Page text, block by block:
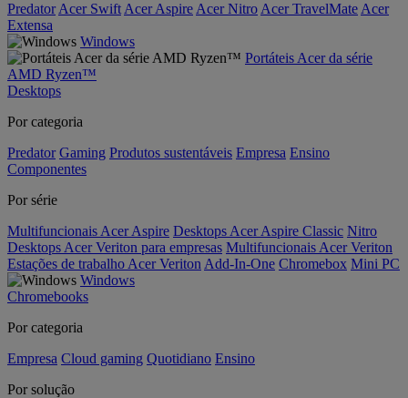
Predator Acer Swift Acer Aspire Acer Nitro Acer TravelMate Acer
Extensa
Windows
Portáteis Acer da série
AMD Ryzen™
Desktops
Por categoria
Predator Gaming Produtos sustentáveis Empresa Ensino
Componentes
Por série
Multifuncionais Acer Aspire Desktops Acer Aspire Classic Nitro
Desktops Acer Veriton para empresas Multifuncionais Acer Veriton
Estações de trabalho Acer Veriton Add-In-One Chromebox Mini PC
Windows
Chromebooks
Por categoria
Empresa Cloud gaming Quotidiano Ensino
Por solução